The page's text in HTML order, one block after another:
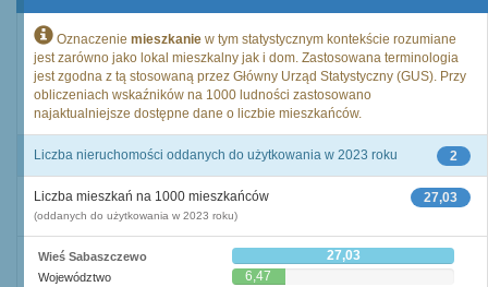
Oznaczenie mieszkanie w tym statystycznym kontekście rozumiane
jest zarówno jako lokal mieszkalny jak i dom. Zastosowana terminologia
jest zgodna z tą stosowaną przez Główny Urząd Statystyczny (GUS). Przy
obliczeniach wskaźników na 1000 ludności zastosowano
najaktualniejsze dostępne dane o liczbie mieszkańców.
2
Liczba nieruchomości oddanych do użytkowania w 2023 roku
27,03
Liczba mieszkań na 1000 mieszkańców
(oddanych do użytkowania w 2023 roku)
Wieś Sabaszczewo 27,03
Województwo 6,47